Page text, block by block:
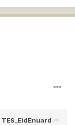
TES_EidEnuard